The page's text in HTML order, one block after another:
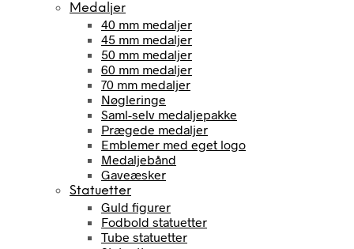
Medaljer
40 mm medaljer
45 mm medaljer
50 mm medaljer
60 mm medaljer
70 mm medaljer
Nøgleringe
Saml-selv medaljepakke
Prægede medaljer
Emblemer med eget logo
Medaljebånd
Gaveæsker
Statuetter
Guld figurer
Fodbold statuetter
Tube statuetter